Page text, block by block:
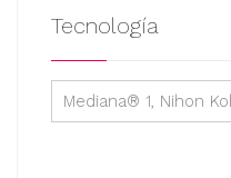
Tecnología
Mediana® 1, Nihon